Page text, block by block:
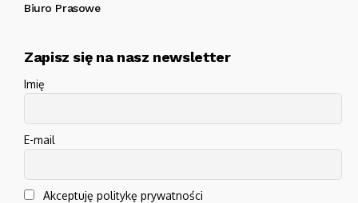
Biuro Prasowe
Zapisz się na nasz newsletter
Imię
E-mail
Akceptuję politykę prywatności